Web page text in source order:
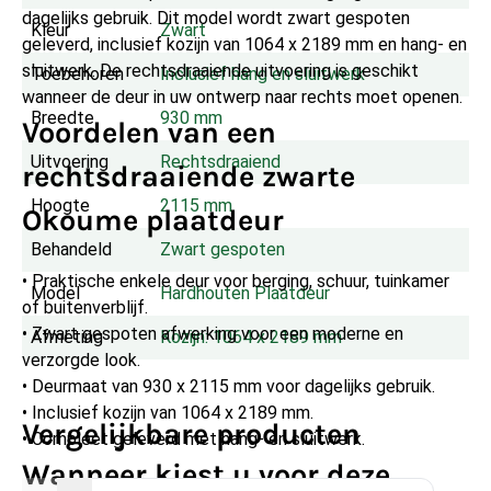
dagelijks gebruik. Dit model wordt zwart gespoten
geleverd, inclusief kozijn van 1064 x 2189 mm en hang- en
sluitwerk. De rechtsdraaiende uitvoering is geschikt
wanneer de deur in uw ontwerp naar rechts moet openen.
Voordelen van een
rechtsdraaiende zwarte
Okoume plaatdeur
• Praktische enkele deur voor berging, schuur, tuinkamer
of buitenverblijf.
• Zwart gespoten afwerking voor een moderne en
verzorgde look.
• Deurmaat van 930 x 2115 mm voor dagelijks gebruik.
• Inclusief kozijn van 1064 x 2189 mm.
• Compleet geleverd met hang- en sluitwerk.
Wanneer kiest u voor deze
Kleur Zwart
Toebehoren Inclusief hang en sluitwerk
Breedte 930 mm
Uitvoering Rechtsdraaiend
Hoogte 2115 mm
Behandeld Zwart gespoten
Model Hardhouten Plaatdeur
Afmeting Kozijn: 1064 x 2189 mm
Vergelijkbare producten